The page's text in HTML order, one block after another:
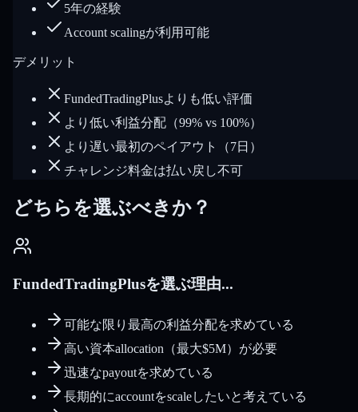
5年の経験
Account scalingが利用可能
デメリット
FundedTradingPlusよりも低い評価
より低い利益分配（99% vs 100%）
より遅い最初のペイアウト（7日）
チャレンジ料金は払い戻し不可
どちらを選ぶべきか？
FundedTradingPlusを選ぶ理由...
可能な限り最高の利益分配を求めている
高い資本allocation（最大$5M）が必要
迅速なpayoutを求めている
長期的にaccountをscaleしたいと考えている